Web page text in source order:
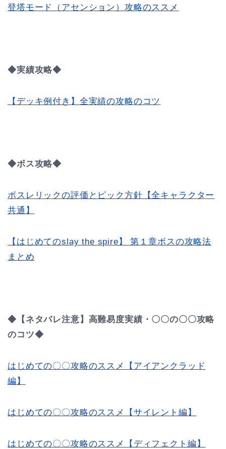
登塔モード（アセンション）攻略のススメ
◆実績攻略◆
【デッキ例付き】全実績の攻略のコツ
◆ボス攻略◆
ボスレリックの評価とピック方針【全キャラクター
共通】
【はじめてのslay the spire】 第１章ボスの攻略法
まとめ
◆【ネタバレ注意】高難易度実績・〇〇の〇〇攻略
のコツ◆
はじめての〇〇攻略のススメ【アイアンクラッド
編】
はじめての〇〇攻略のススメ【サイレント編】
はじめての〇〇攻略のススメ【ディフェクト編】